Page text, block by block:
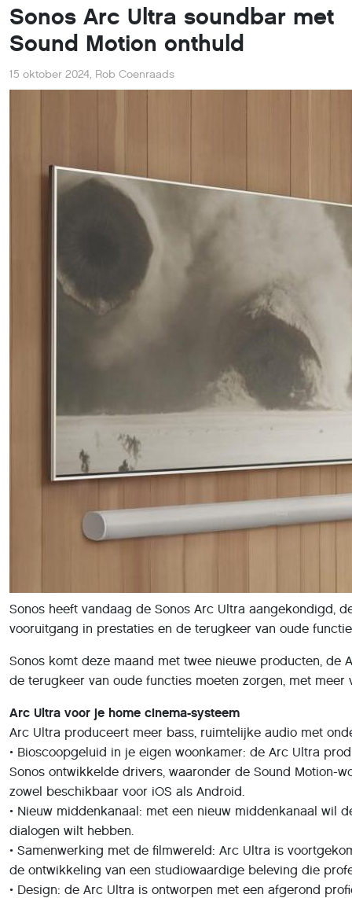
Sonos Arc Ultra soundbar met
Sound Motion onthuld
15 oktober 2024, Rob Coenraads
Sonos heeft vandaag de Sonos Arc Ultra aangekondigd,
vooruitgang in prestaties en de terugkeer van oude
Sonos komt deze maand met twee nieuwe producten, de
de terugkeer van oude functies moeten zorgen, met
Arc Ultra voor je home cinema-systeem
Arc Ultra produceert meer bass, ruimtelijke audio met
• Bioscoopgeluid in je eigen woonkamer: de Arc Ultra
Sonos ontwikkelde drivers, waaronder de Sound Motion-
zowel beschikbaar voor iOS als Android.
• Nieuw middenkanaal: met een nieuw middenkanaal wil
dialogen wilt hebben.
• Samenwerking met de filmwereld: Arc Ultra is
de ontwikkeling van een studiowaardige beleving die
• Design: de Arc Ultra is ontworpen met een afgerond